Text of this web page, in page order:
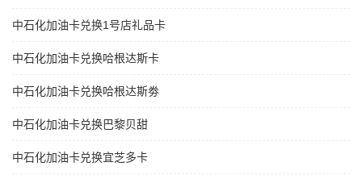
中石化加油卡兑换1号店礼品卡
中石化加油卡兑换哈根达斯卡
中石化加油卡兑换哈根达斯劵
中石化加油卡兑换巴黎贝甜
中石化加油卡兑换宜芝多卡